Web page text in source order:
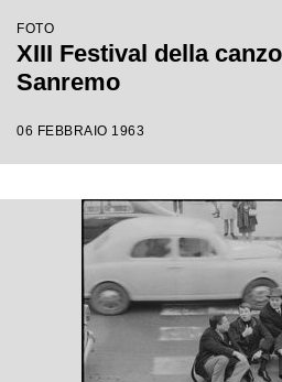
FOTO
XIII Festival della
Sanremo
06 FEBBRAIO 1963